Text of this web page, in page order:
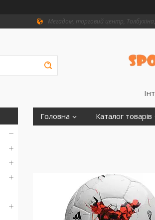
Мегадом, торговий центр,
Головна Каталог товарів